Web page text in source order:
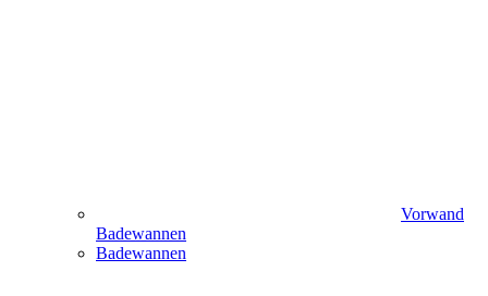
Vorwand
Badewannen
Badewannen